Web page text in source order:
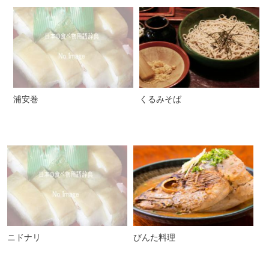
浦安巻 くるみそば
ニドナリ びんた料理